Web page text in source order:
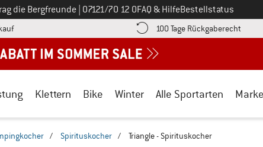
die Bergfreunde Ruf uns an unter
07121/70 12 0FAQ & HilfeBestellstatus
Finde die Zahlungs-Infos hier! Öffnet sich in einer Infobox
100 Tage Rückgaberecht
Klettern Bike Winter Alle Sportarten
/ Spirituskocher / Triangle - Spirituskocher